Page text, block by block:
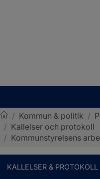
Sotenäs kommun
/ Kommun & politik /
/ Kallelser och protokoll
/ Kommunstyrelsens
KALLELSER & PROTOKOLL